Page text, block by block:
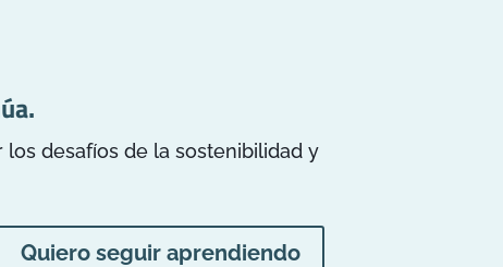
desafíos de la sostenibilidad y
Quiero seguir aprendiendo